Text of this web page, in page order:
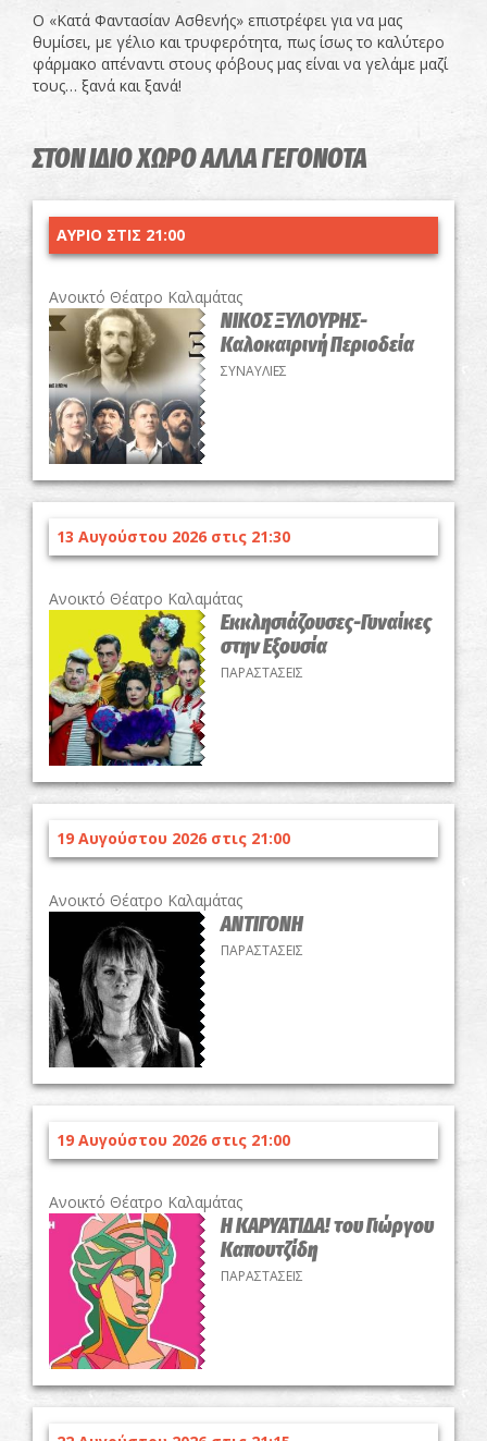
Ο «Κατά Φαντασίαν Ασθενής» επιστρέφει για να μας
θυμίσει, με γέλιο και τρυφερότητα, πως ίσως το καλύτερο
φάρμακο απέναντι στους φόβους μας είναι να γελάμε μαζί
τους… ξανά και ξανά!
ΣΤΟΝ ΙΔΙΟ ΧΩΡΟ ΑΛΛΑ ΓΕΓΟΝΟΤΑ
ΑΥΡΙΟ ΣΤΙΣ 21:00
Ανοικτό Θέατρο Καλαμάτας
ΝΙΚΟΣ ΞΥΛΟΥΡΗΣ-
Καλοκαιρινή Περιοδεία
ΣΥΝΑΥΛΙΕΣ
13 Αυγούστου 2026 στις 21:30
Ανοικτό Θέατρο Καλαμάτας
Εκκλησιάζουσες-Γυναίκες
στην Εξουσία
ΠΑΡΑΣΤΑΣΕΙΣ
19 Αυγούστου 2026 στις 21:00
Ανοικτό Θέατρο Καλαμάτας
ΑΝΤΙΓΟΝΗ
ΠΑΡΑΣΤΑΣΕΙΣ
19 Αυγούστου 2026 στις 21:00
Ανοικτό Θέατρο Καλαμάτας
Η ΚΑΡΥΑΤΙΔΑ! του Γιώργου
Καπουτζίδη
ΠΑΡΑΣΤΑΣΕΙΣ